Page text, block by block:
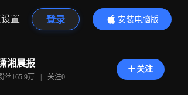
置 登录
安装电脑版
内容更精彩
湘晨报
丝165.9万 | 关注0
关注